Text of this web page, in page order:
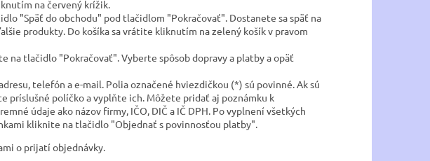
na červený krížik.
"Späť do obchodu" pod tlačidlom "Pokračovať". Dostanete sa späť na
produkty. Do košíka sa vrátite kliknutím na zelený košík v pravom
na tlačidlo "Pokračovať". Vyberte spôsob dopravy a platby a opäť
telefón a e-mail. Polia označené hviezdičkou (*) sú povinné. Ak sú
príslušné políčko a vyplňte ich. Môžete pridať aj poznámku k
údaje ako názov firmy, IČO, DIČ a IČ DPH. Po vyplnení všetkých
kliknite na tlačidlo "Objednať s povinnosťou platby".
o prijatí objednávky.